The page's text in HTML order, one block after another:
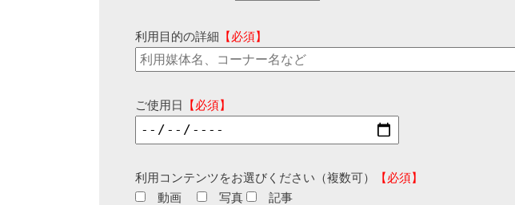
利用目的の詳細 【必須】
ご使用日 【必須】
利用コンテンツをお選びください（複数可）
【必須】
動画
写真 記事